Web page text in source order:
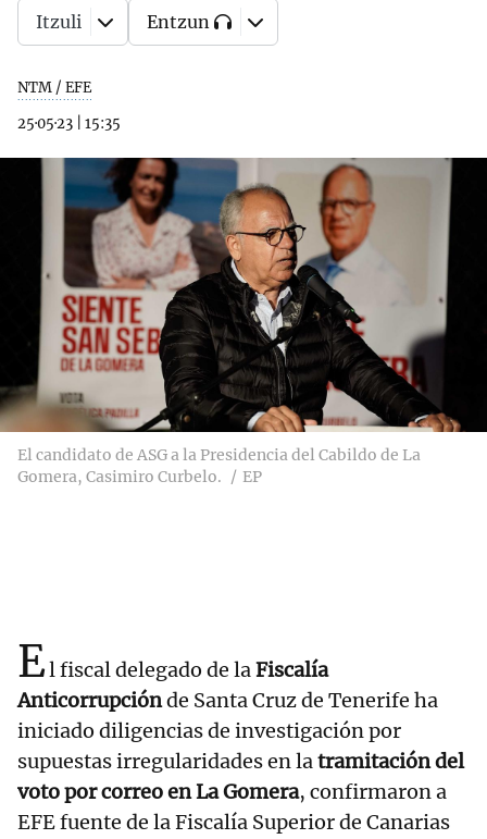
NTM / EFE
25·05·23
15:35
Itzuli Entzun
El candidato de ASG a la Presidencia del Cabildo de La
Gomera, Casimiro Curbelo.
EP
El fiscal delegado de laFiscalía
Anticorrupciónde Santa Cruz de Tenerife ha
iniciado diligencias de investigación por
supuestas irregularidades en latramitación del
voto por correo en La Gomera, confirmaron a
EFE fuente de la Fiscalía Superior de Canarias